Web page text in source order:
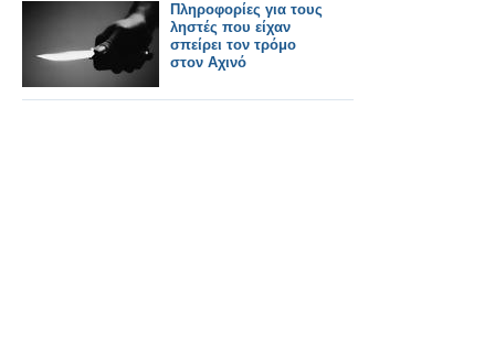
Πληροφορίες για τους
ληστές που είχαν
σπείρει τον τρόμο
στον Αχινό